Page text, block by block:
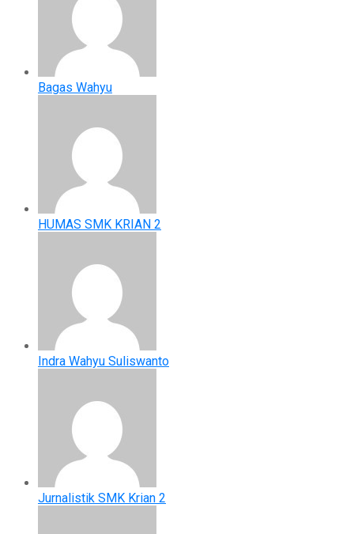
Bagas Wahyu
HUMAS SMK KRIAN 2
Indra Wahyu Suliswanto
Jurnalistik SMK Krian 2